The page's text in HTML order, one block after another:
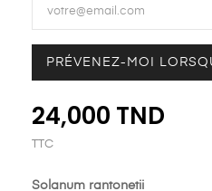
PRÉVENEZ-MOI
24,000 TND
TTC
Solanum rantonetii